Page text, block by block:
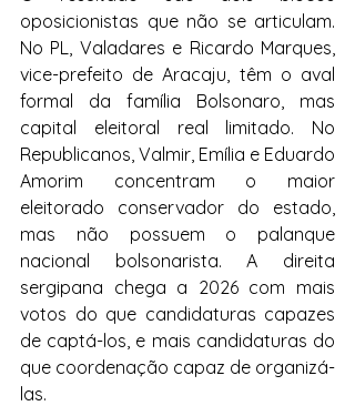
oposicionistas que não se articulam.
No PL, Valadares e Ricardo Marques,
vice-prefeito de Aracaju, têm o aval
formal da família Bolsonaro, mas
capital eleitoral real limitado. No
Republicanos, Valmir, Emília e Eduardo
Amorim concentram o maior
eleitorado conservador do estado,
mas não possuem o palanque
nacional bolsonarista. A direita
sergipana chega a 2026 com mais
votos do que candidaturas capazes
de captá-los, e mais candidaturas do
que coordenação capaz de organizá-
las.